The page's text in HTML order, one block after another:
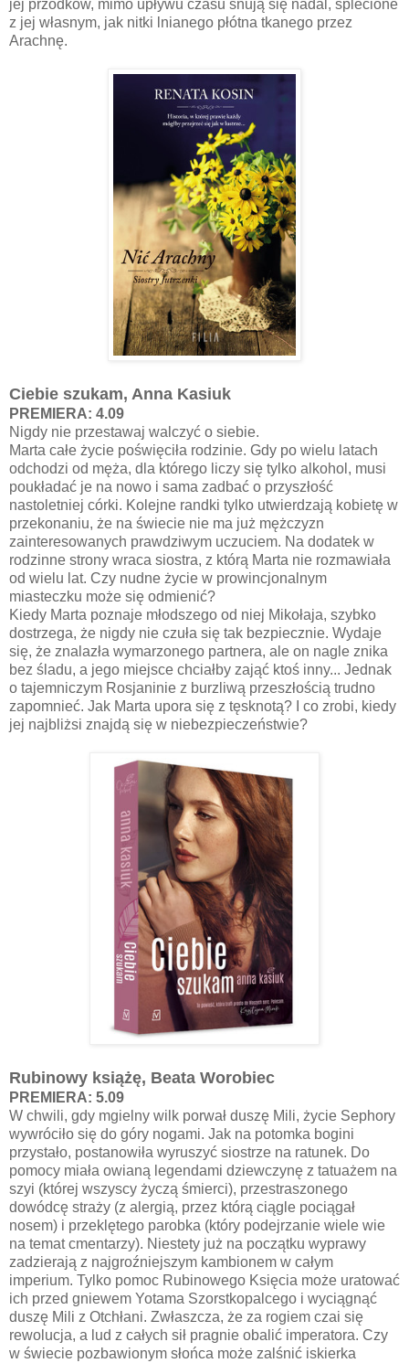
jej przodków, mimo upływu czasu snują się nadal, splecione
z jej własnym, jak nitki lnianego płótna tkanego przez
Arachnę.
Ciebie szukam, Anna Kasiuk
PREMIERA: 4.09
Nigdy nie przestawaj walczyć o siebie.
Marta całe życie poświęciła rodzinie. Gdy po wielu latach
odchodzi od męża, dla którego liczy się tylko alkohol, musi
poukładać je na nowo i sama zadbać o przyszłość
nastoletniej córki. Kolejne randki tylko utwierdzają kobietę w
przekonaniu, że na świecie nie ma już mężczyzn
zainteresowanych prawdziwym uczuciem. Na dodatek w
rodzinne strony wraca siostra, z którą Marta nie rozmawiała
od wielu lat. Czy nudne życie w prowincjonalnym
miasteczku może się odmienić?
Kiedy Marta poznaje młodszego od niej Mikołaja, szybko
dostrzega, że nigdy nie czuła się tak bezpiecznie. Wydaje
się, że znalazła wymarzonego partnera, ale on nagle znika
bez śladu, a jego miejsce chciałby zająć ktoś inny... Jednak
o tajemniczym Rosjaninie z burzliwą przeszłością trudno
zapomnieć. Jak Marta upora się z tęsknotą? I co zrobi, kiedy
jej najbliżsi znajdą się w niebezpieczeństwie?
Rubinowy książę, Beata Worobiec
PREMIERA: 5.09
W chwili, gdy mgielny wilk porwał duszę Mili, życie Sephory
wywróciło się do góry nogami. Jak na potomka bogini
przystało, postanowiła wyruszyć siostrze na ratunek. Do
pomocy miała owianą legendami dziewczynę z tatuażem na
szyi (której wszyscy życzą śmierci), przestraszonego
dowódcę straży (z alergią, przez którą ciągle pociągał
nosem) i przeklętego parobka (który podejrzanie wiele wie
na temat cmentarzy). Niestety już na początku wyprawy
zadzierają z najgroźniejszym kambionem w całym
imperium. Tylko pomoc Rubinowego Księcia może uratować
ich przed gniewem Yotama Szorstkopalcego i wyciągnąć
duszę Mili z Otchłani. Zwłaszcza, że za rogiem czai się
rewolucja, a lud z całych sił pragnie obalić imperatora. Czy
w świecie pozbawionym słońca może zalśnić iskierka